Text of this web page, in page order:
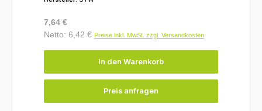
Regulärer Preis:
7,64 €
Netto: 6,42 € Preise inkl. MwSt. zzgl. Versandkosten
In den Warenkorb
Preis anfragen